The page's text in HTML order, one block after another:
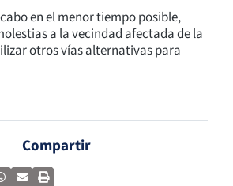
en el menor tiempo posible,
a la vecindad afectada de la
otros vías alternativas para
Compartir